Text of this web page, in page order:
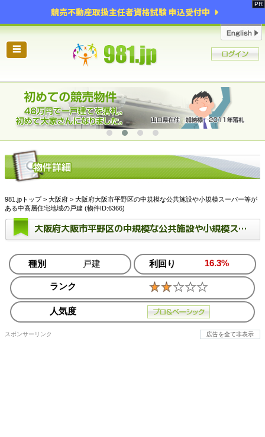
競売不動産取扱主任者資格試験 申込受付中
☰
981.jpトップ> 大阪府 > 大阪府大阪市平野区の中規模な公共施設や小規模スーパー等が
ある中高層住宅地域の戸建 (物件ID:6366)
大阪府大阪市平野区の中規模な公共施設や小規模スーパー等がある中高層住宅地域の戸建
種別 戸建 利回り 16.3%
ランク
人気度
スポンサーリンク 広告を全て非表示